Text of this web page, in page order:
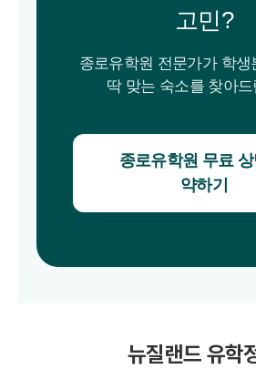
고민?
종로유학원 전문가가 학생
딱 맞는 숙소를 찾아
종로유학원 무료 상
약하기
뉴질랜드 유학